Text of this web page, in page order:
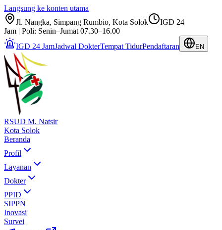
Langsung ke konten utama
Jl. Nangka, Simpang Rumbio, Kota Solok
IGD 24
Jam | Poli: Senin–Jumat 07.30–16.00
IGD 24 JamJadwal DokterTempat TidurPendaftaran EN
RSUD M. Natsir
Kota Solok
Beranda
Profil
Layanan
Dokter
PPID
SIPPN
Inovasi
Survei